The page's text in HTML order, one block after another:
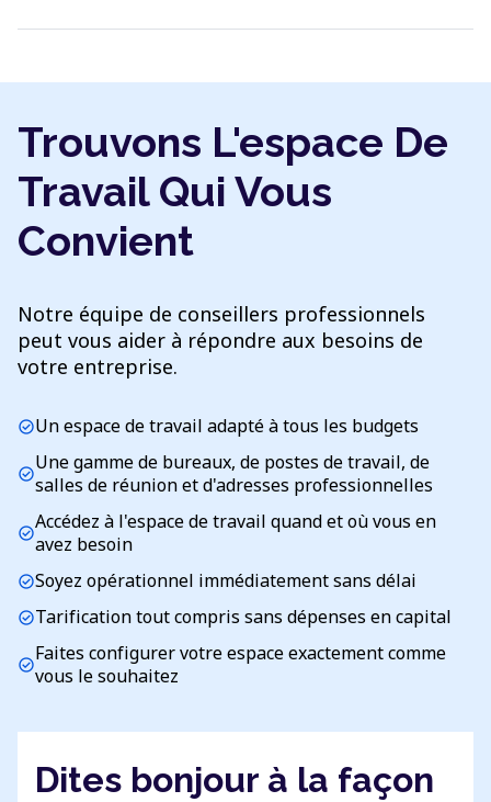
Trouvons L'espace De
Travail Qui Vous
Convient
Notre équipe de conseillers professionnels
peut vous aider à répondre aux besoins de
votre entreprise.
check_circleUn espace de travail adapté à tous les budgets
check_circleUne gamme de bureaux, de postes de travail, de
salles de réunion et d'adresses professionnelles
check_circleAccédez à l'espace de travail quand et où vous en
avez besoin
check_circleSoyez opérationnel immédiatement sans délai
check_circleTarification tout compris sans dépenses en capital
check_circleFaites configurer votre espace exactement comme
vous le souhaitez
Dites bonjour à la façon